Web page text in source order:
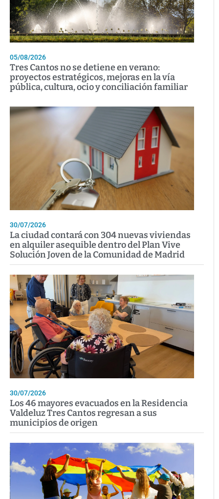
05/08/2026
Tres Cantos no se detiene en verano:
proyectos estratégicos, mejoras en la vía
pública, cultura, ocio y conciliación familiar
30/07/2026
La ciudad contará con 304 nuevas viviendas
en alquiler asequible dentro del Plan Vive
Solución Joven de la Comunidad de Madrid
30/07/2026
Los 46 mayores evacuados en la Residencia
Valdeluz Tres Cantos regresan a sus
municipios de origen